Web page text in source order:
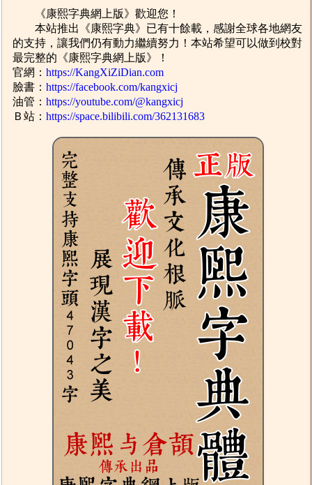
《康熙字典網上版》歡迎您！
本站推出《康熙字典》已有十餘載，感謝全球各地網友
的支持，讓我們仍有動力繼續努力！本站希望可以做到校對
最完整的《康熙字典網上版》！
官網：https://KangXiZiDian.com
臉書：https://facebook.com/kangxicj
油管：https://youtube.com/@kangxicj
Ｂ站：https://space.bilibili.com/362131683